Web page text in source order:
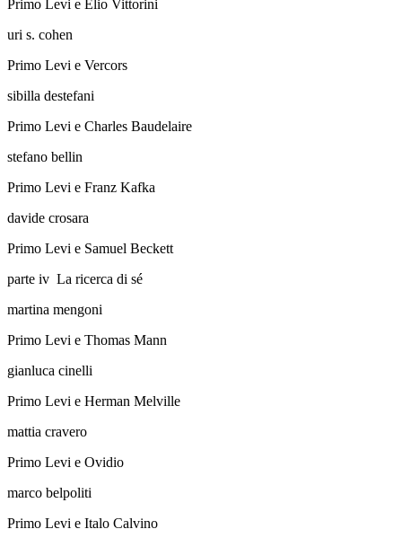
Primo Levi e Elio Vittorini
uri s. cohen
Primo Levi e Vercors
sibilla destefani
Primo Levi e Charles Baudelaire
stefano bellin
Primo Levi e Franz Kafka
davide crosara
Primo Levi e Samuel Beckett
parte iv La ricerca di sé
martina mengoni
Primo Levi e Thomas Mann
gianluca cinelli
Primo Levi e Herman Melville
mattia cravero
Primo Levi e Ovidio
marco belpoliti
Primo Levi e Italo Calvino